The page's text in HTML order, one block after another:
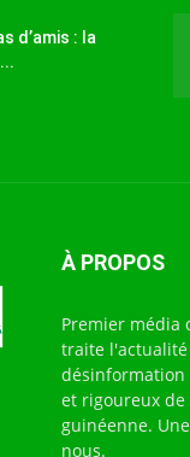
d’amis : la
À PROPOS
Premier média
traite l'actualité
désinformation
et rigoureux
guinéenne.
nous.